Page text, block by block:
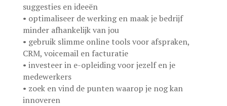
suggesties en ideeën
• optimaliseer de werking en maak je bedrijf
minder afhankelijk van jou
• gebruik slimme online tools voor afspraken,
CRM, voicemail en facturatie
• investeer in e-opleiding voor jezelf en je
medewerkers
• zoek en vind de punten waarop je nog kan
innoveren